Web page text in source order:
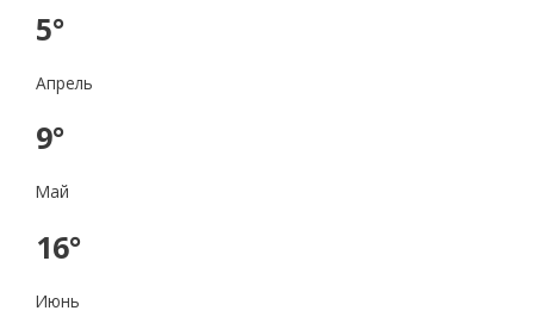
5°
Апрель
9°
Май
16°
Июнь